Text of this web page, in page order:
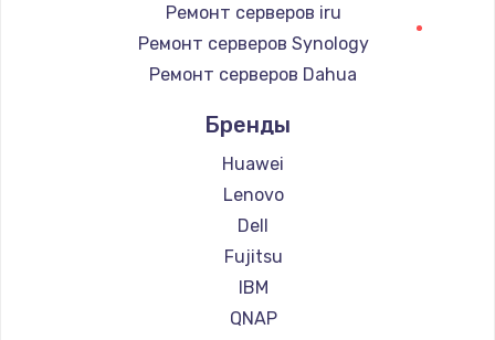
Заказать
Замена контроллера питания
Заказать
Замена тачпада
1745 руб.
Заказать
Замена корпуса
Ремонт серверов iru
Ремонт серверов Synology
Ремонт серверов Dahua
Бренды
Huawei
Lenovo
Dell
Fujitsu
IBM
QNAP